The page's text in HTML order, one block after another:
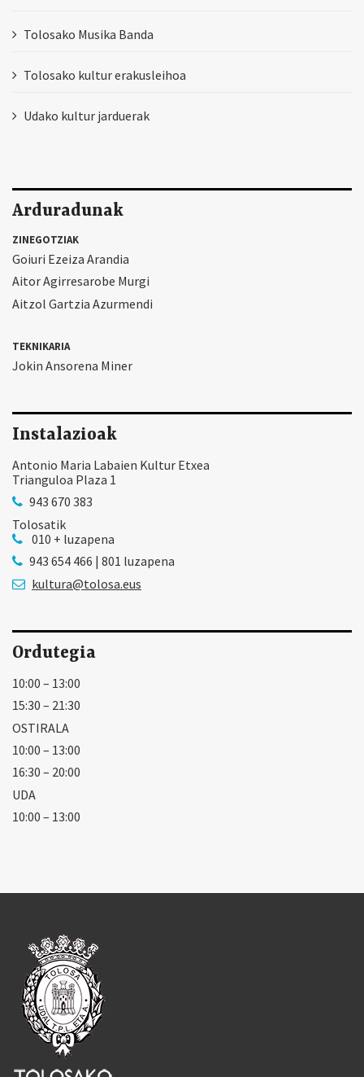
Tolosako Musika Banda
Tolosako kultur erakusleihoa
Udako kultur jarduerak
Arduradunak
ZINEGOTZIAK
Goiuri Ezeiza Arandia
Aitor Agirresarobe Murgi
Aitzol Gartzia Azurmendi
TEKNIKARIA
Jokin Ansorena Miner
Instalazioak
Antonio Maria Labaien Kultur Etxea
Trianguloa Plaza 1
943 670 383
Tolosatik
010 + luzapena
943 654 466 | 801 luzapena
kultura@tolosa.eus
Ordutegia
10:00 – 13:00
15:30 – 21:30
OSTIRALA
10:00 – 13:00
16:30 – 20:00
UDA
10:00 – 13:00